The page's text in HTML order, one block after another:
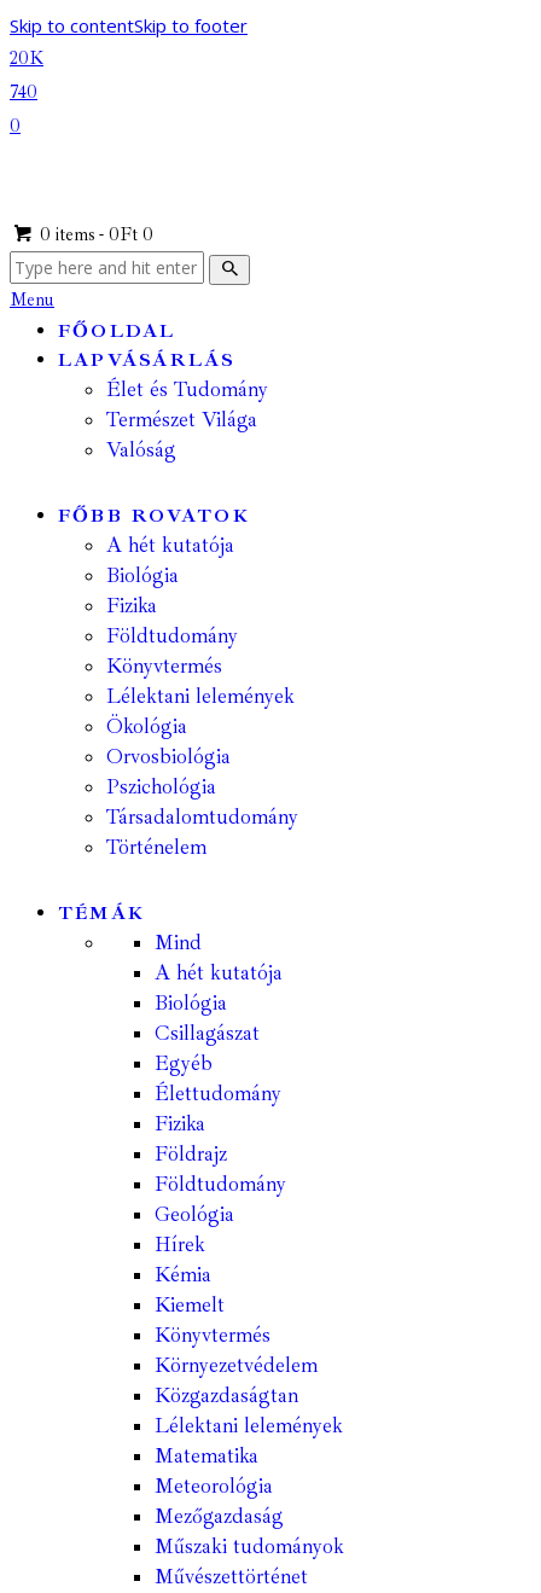
Skip to contentSkip to footer
20K
740
0
0 items - 0Ft 0
Menu
FŐOLDAL
LAPVÁSÁRLÁS
Élet és Tudomány
Természet Világa
Valóság
FŐBB ROVATOK
A hét kutatója
Biológia
Fizika
Földtudomány
Könyvtermés
Lélektani lelemények
Ökológia
Orvosbiológia
Pszichológia
Társadalomtudomány
Történelem
TÉMÁK
Mind
A hét kutatója
Biológia
Csillagászat
Egyéb
Élettudomány
Fizika
Földrajz
Földtudomány
Geológia
Hírek
Kémia
Kiemelt
Könyvtermés
Környezetvédelem
Közgazdaságtan
Lélektani lelemények
Matematika
Meteorológia
Mezőgazdaság
Műszaki tudományok
Művészettörténet